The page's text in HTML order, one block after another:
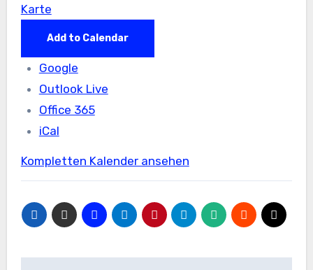
KarteKreissporthalle
Add to Calendar
Google
Outlook Live
Office 365
iCal
Kompletten Kalender ansehen